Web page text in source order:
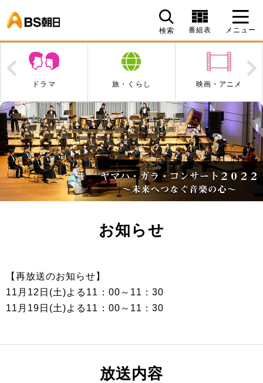
検索 番組表 メニュー
映画・アニメ
Prev
お知らせ
【再放送のお知らせ】
11月12日(土)よる11：00～11：30
11月19日(土)よる11：00～11：30
放送内容